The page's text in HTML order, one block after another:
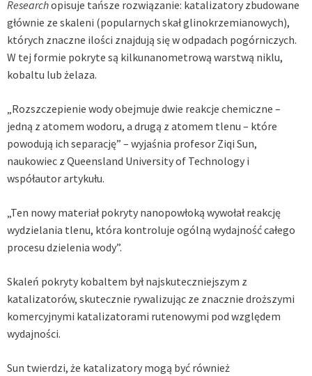
Researchopisuje tańsze rozwiązanie: katalizatory zbudowane
głównie ze skaleni (popularnych skał glinokrzemianowych),
których znaczne ilości znajdują się w odpadach pogórniczych.
W tej formie pokryte są kilkunanometrową warstwą niklu,
kobaltu lub żelaza.
„Rozszczepienie wody obejmuje dwie reakcje chemiczne –
jedną z atomem wodoru, a drugą z atomem tlenu – które
powodują ich separację” – wyjaśnia profesor Ziqi Sun,
naukowiec z Queensland University of Technology i
współautor artykułu.
„Ten nowy materiał pokryty nanopowłoką wywołał reakcję
wydzielania tlenu, która kontroluje ogólną wydajność całego
procesu dzielenia wody”.
Skaleń pokryty kobaltem był najskuteczniejszym z
katalizatorów, skutecznie rywalizując ze znacznie droższymi
komercyjnymi katalizatorami rutenowymi pod względem
wydajności.
Sun twierdzi, że katalizatory mogą być również